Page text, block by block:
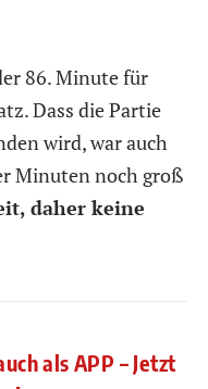
86. Minute für
Dass die Partie
wird, war auch
Minuten noch groß
daher keine
als APP – Jetzt